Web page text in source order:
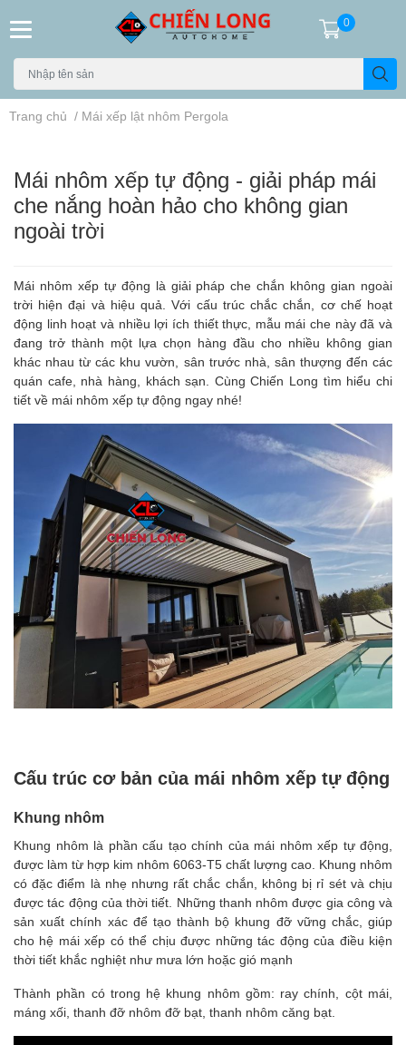
0
Trang chủ / Mái xếp lật nhôm Pergola
Mái nhôm xếp tự động - giải pháp mái
che nắng hoàn hảo cho không gian
ngoài trời
Mái nhôm xếp tự động là giải pháp che chắn không gian ngoài
trời hiện đại và hiệu quả. Với cấu trúc chắc chắn, cơ chế hoạt
động linh hoạt và nhiều lợi ích thiết thực, mẫu mái che này đã và
đang trở thành một lựa chọn hàng đầu cho nhiều không gian
khác nhau từ các khu vườn, sân trước nhà, sân thượng đến các
quán cafe, nhà hàng, khách sạn. Cùng Chiến Long tìm hiểu chi
tiết về mái nhôm xếp tự động ngay nhé!
Cấu trúc cơ bản của mái nhôm xếp tự động
Khung nhôm
Khung nhôm là phần cấu tạo chính của mái nhôm xếp tự động,
được làm từ hợp kim nhôm 6063-T5 chất lượng cao. Khung nhôm
có đặc điểm là nhẹ nhưng rất chắc chắn, không bị rỉ sét và chịu
được tác động của thời tiết. Những thanh nhôm được gia công và
sản xuất chính xác để tạo thành bộ khung đỡ vững chắc, giúp
cho hệ mái xếp có thể chịu được những tác động của điều kiện
thời tiết khắc nghiệt như mưa lớn hoặc gió mạnh
Thành phần có trong hệ khung nhôm gồm: ray chính, cột mái,
máng xối, thanh đỡ nhôm đỡ bạt, thanh nhôm căng bạt.